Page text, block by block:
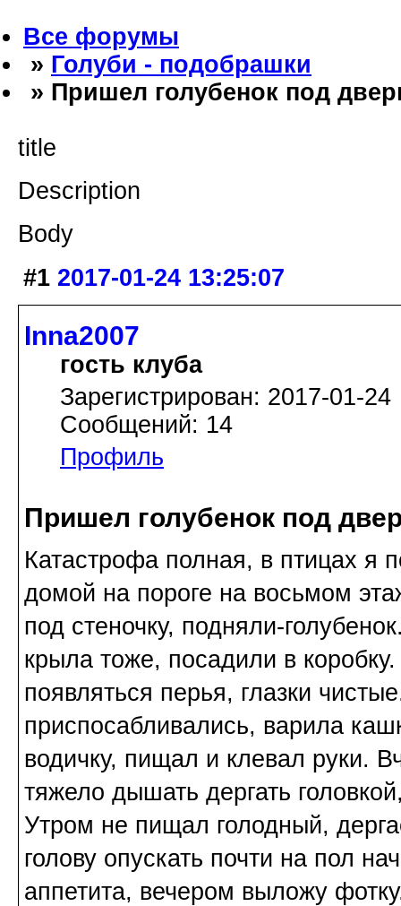
Все форумы
» Голуби - подобрашки
» Пришел голубенок под
title
Description
Body
#1 2017-01-24 13:25:07
Inna2007
гость клуба
Зарегистрирован: 2017-01-24
Сообщений: 14
Профиль
Пришел голубенок под
Катастрофа полная, в птицах я
домой на пороге на восьмом
под стеночку, подняли-
крыла тоже, посадили в
появляться перья, глазки
приспосабливались, варила
водичку, пищал и клевал руки.
тяжело дышать дергать
Утром не пищал голодный,
голову опускать почти на пол
аппетита, вечером выложу